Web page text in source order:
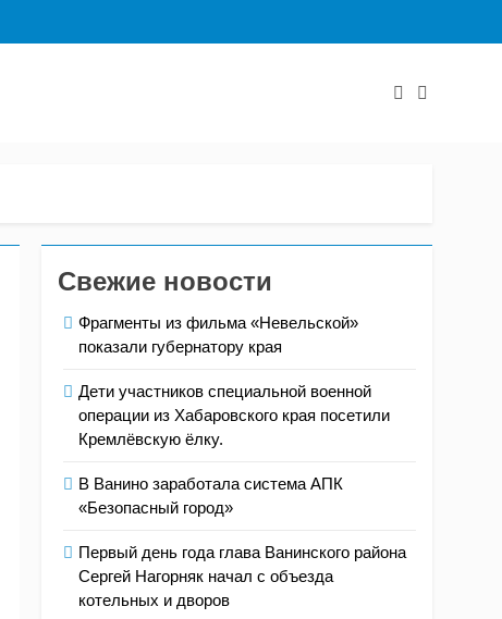
Свежие новости
Фрагменты из фильма «Невельской»
показали губернатору края
Дети участников специальной военной
операции из Хабаровского края посетили
Кремлёвскую ёлку.
В Ванино заработала система АПК
«Безопасный город»
Первый день года глава Ванинского района
Сергей Нагорняк начал с объезда
котельных и дворов